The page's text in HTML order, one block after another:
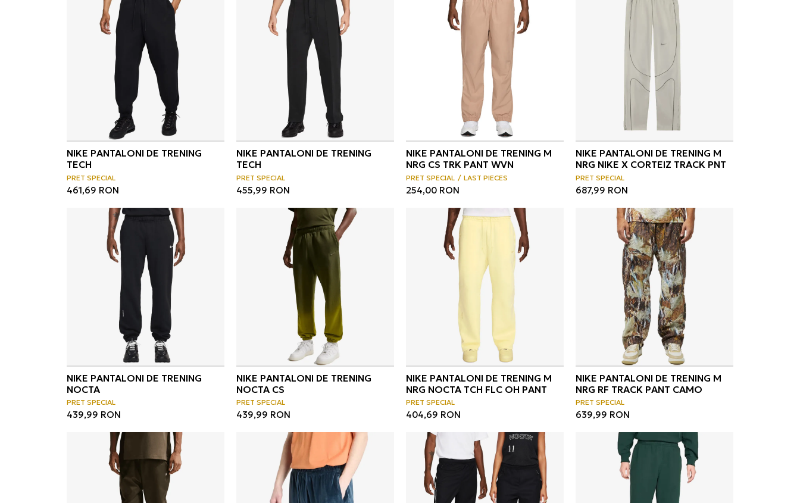
NIKE PANTALONI DE TRENING
TECH
PRET SPECIAL
461,69 RON
NIKE PANTALONI DE TRENING
TECH
PRET SPECIAL
455,99 RON
NIKE PANTALONI DE TRENING M
NRG CS TRK PANT WVN
PRET SPECIAL LAST PIECES
254,00 RON
NIKE PANTALONI DE TRENING M
NRG NIKE X CORTEIZ TRACK PNT
PRET SPECIAL
687,99 RON
NIKE PANTALONI DE TRENING
NOCTA
PRET SPECIAL
439,99 RON
NIKE PANTALONI DE TRENING
NOCTA CS
PRET SPECIAL
439,99 RON
NIKE PANTALONI DE TRENING M
NRG NOCTA TCH FLC OH PANT
PRET SPECIAL
404,69 RON
NIKE PANTALONI DE TRENING M
NRG RF TRACK PANT CAMO
PRET SPECIAL
639,99 RON